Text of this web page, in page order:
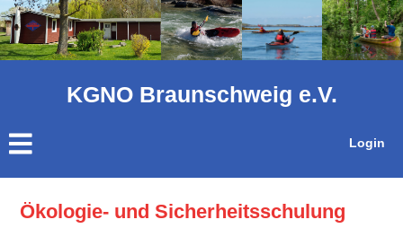
KGNO Braunschweig e.V.
Login
Ökologie- und Sicherheitsschulung